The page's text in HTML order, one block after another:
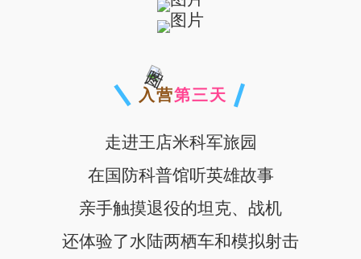
入营第三天
走进王店米科军旅园
在国防科普馆听英雄故事
亲手触摸退役的坦克、战机
还体验了水陆两栖车和模拟射击